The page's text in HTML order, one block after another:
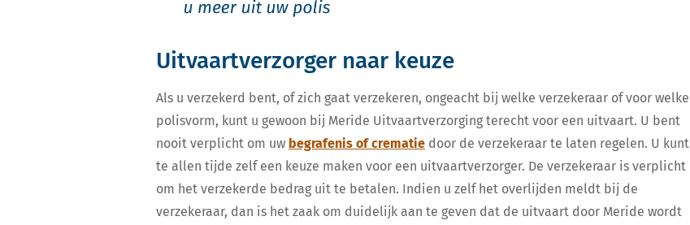
Uitvaartverzorger naar keuze
Als u verzekerd bent, of zich gaat verzekeren, ongeacht bij welke verzekeraar of voor welke
polisvorm, kunt u gewoon bij Meride Uitvaartverzorging terecht voor een uitvaart. U bent
nooit verplicht om uw begrafenis of crematie door de verzekeraar te laten regelen. U kunt
te allen tijde zelf een keuze maken voor een uitvaartverzorger. De verzekeraar is verplicht
om het verzekerde bedrag uit te betalen. Indien u zelf het overlijden meldt bij de
verzekeraar, dan is het zaak om duidelijk aan te geven dat de uitvaart door Meride wordt